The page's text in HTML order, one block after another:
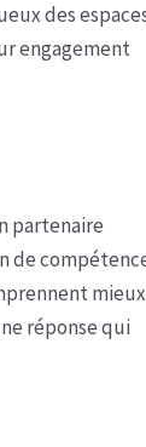
des
engagement
partenaire
de
mieux
réponse qui